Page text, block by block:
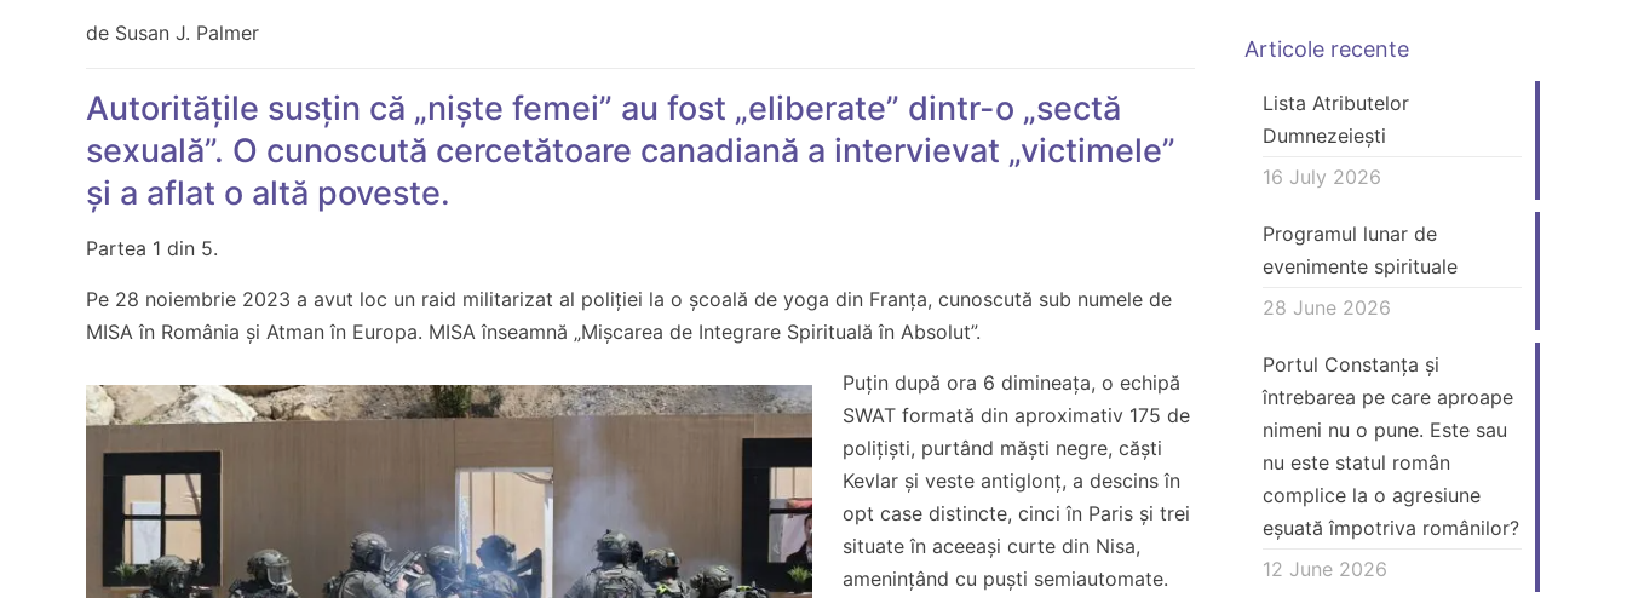
de Susan J. Palmer
Autoritățile susțin că „niște femei” au fost „eliberate” dintr-o „sectă
sexuală”. O cunoscută cercetătoare canadiană a intervievat „victimele”
și a aflat o altă poveste.
Partea 1 din 5.
Pe 28 noiembrie 2023 a avut loc un raid militarizat al poliției la o școală de yoga din Franța, cunoscută sub numele de
MISA în România și Atman în Europa. MISA înseamnă „Mișcarea de Integrare Spirituală în Absolut”.
Puțin după ora 6 dimineața, o echipă
SWAT formată din aproximativ 175 de
polițiști, purtând măști negre, căști
Kevlar și veste antiglonț, a descins în
opt case distincte, cinci în Paris și trei
situate în aceeași curte din Nisa,
amenințând cu puști semiautomate.
Articole recente
Lista Atributelor
Dumnezeiești
16 July 2026
Programul lunar de
evenimente spirituale
28 June 2026
Portul Constanța și
întrebarea pe care aproape
nimeni nu o pune. Este sau
nu este statul român
complice la o agresiune
eșuată împotriva românilor?
12 June 2026